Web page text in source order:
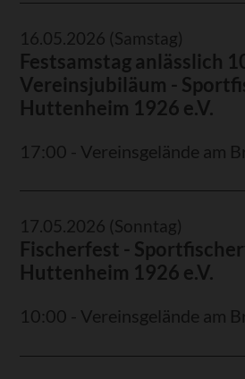
16.05.2026 (Samstag)
Festsamstag anlässlich
Vereinsjubiläum -
Huttenheim 1926 e.V.
17:00 - Vereinsgelände am
17.05.2026 (Sonntag)
Fischerfest -
Huttenheim 1926 e.V.
10:00 - Vereinsgelände am